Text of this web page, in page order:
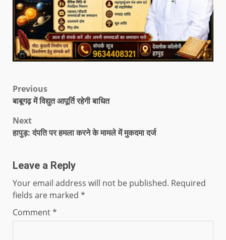
Previous
बाबूगढ़ में विद्युत आपूर्ति रहेगी बाधित
Next
हापुड़: दंपति पर हमला करने के मामले में मुकदमा दर्ज
Leave a Reply
Your email address will not be published. Required
fields are marked *
Comment*